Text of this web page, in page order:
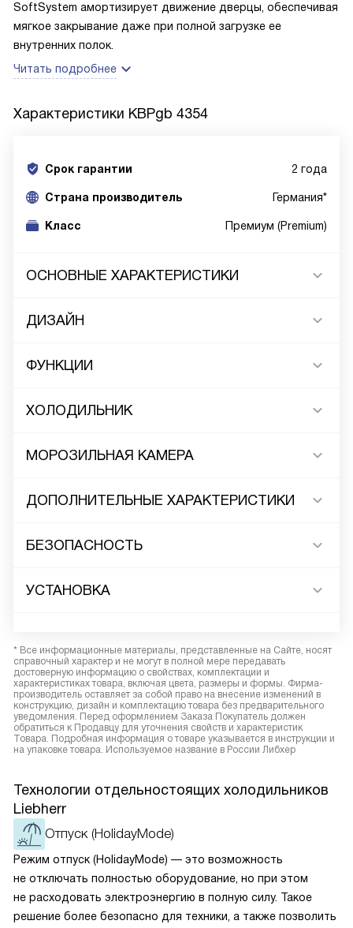
SoftSystem амортизирует движение дверцы, обеспечивая
мягкое закрывание даже при полной загрузке ее
внутренних полок.
Читать подробнее
Характеристики KBPgb 4354
Срок гарантии 2 года
Cтрана производитель Германия*
Класс Премиум (Premium)
ОСНОВНЫЕ ХАРАКТЕРИСТИКИ
ДИЗАЙН
ФУНКЦИИ
ХОЛОДИЛЬНИК
МОРОЗИЛЬНАЯ КАМЕРА
ДОПОЛНИТЕЛЬНЫЕ ХАРАКТЕРИСТИКИ
БЕЗОПАСНОСТЬ
УСТАНОВКА
* Все информационные материалы, представленные на Сайте, носят
справочный характер и не могут в полной мере передавать
достоверную информацию о свойствах, комплектации и
характеристиках товара, включая цвета, размеры и формы. Фирма-
производитель оставляет за собой право на внесение изменений в
конструкцию, дизайн и комплектацию товара без предварительного
уведомления. Перед оформлением Заказа Покупатель должен
обратиться к Продавцу для уточнения свойств и характеристик
Товара. Подробная информация о товаре указывается в инструкции и
на упаковке товара. Используемое название в России Либхер
Технологии отдельностоящих холодильников
Liebherr
Отпуск (HolidayMode)
Режим отпуск (HolidayMode) — это возможность
не отключать полностью оборудование, но при этом
не расходовать электроэнергию в полную силу. Такое
решение более безопасно для техники, а также позволить